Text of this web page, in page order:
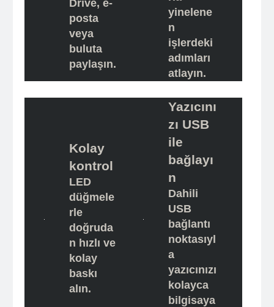
Drive, e-
posta
veya
buluta
paylaşın.
yinelene
n
işlerdeki
adımları
atlayın.
Kolay
kontrol
LED
düğmele
rle
doğruda
n hızlı ve
kolay
baskı
alın.
Yazıcını
zı USB
ile
bağlayı
n
Dahili
USB
bağlantı
noktasıyl
a
yazıcınızı
kolayca
bilgisaya